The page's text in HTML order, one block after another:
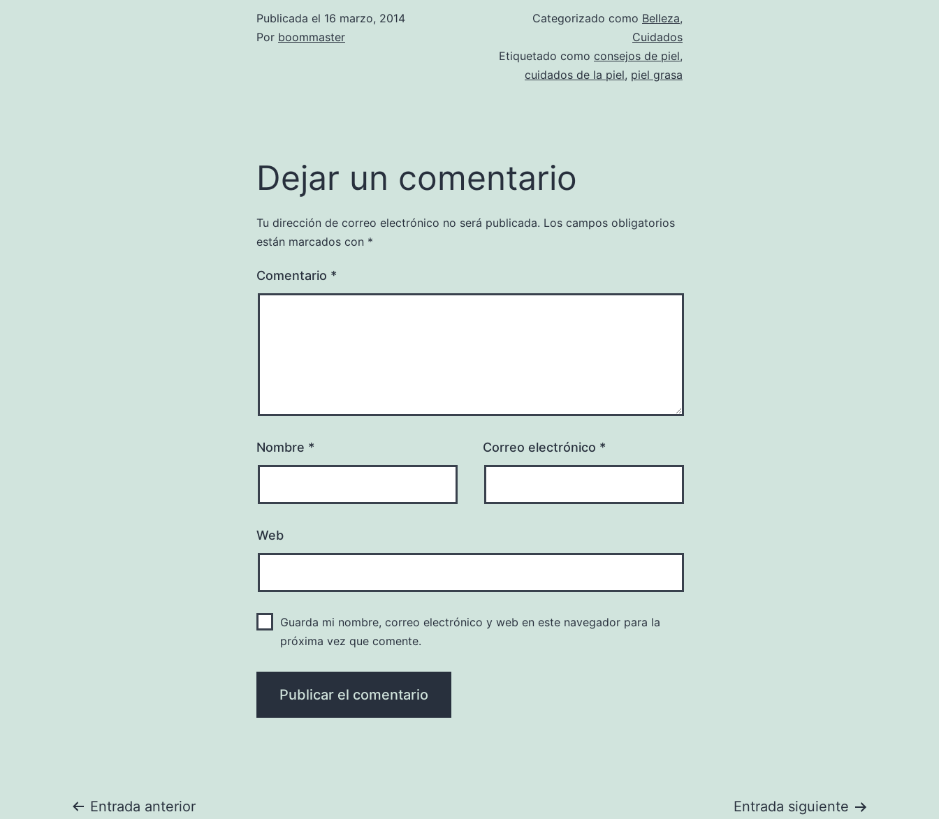
Publicada el 16 marzo, 2014
Por boommaster
Categorizado como Belleza,
Cuidados
Etiquetado como consejos de piel,
cuidados de la piel, piel grasa
Dejar un comentario
Tu dirección de correo electrónico no será publicada. Los campos obligatorios
están marcados con *
Comentario *
Nombre * Correo electrónico *
Web
Guarda mi nombre, correo electrónico y web en este navegador para la
próxima vez que comente.
Entrada anterior Entrada siguiente